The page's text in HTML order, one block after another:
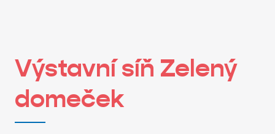
Výstavní síň Zelený
domeček